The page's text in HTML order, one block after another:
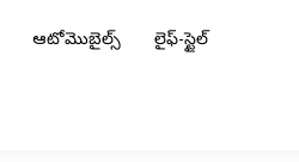
ఆటోమొబైల్స్ లైఫ్-స్టైల్